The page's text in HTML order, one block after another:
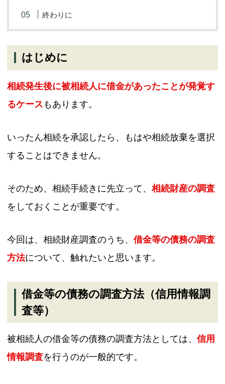
終わりに
はじめに
相続発生後に被相続人に借金があったことが発覚す
るケースもあります。
いったん相続を承認したら、もはや相続放棄を選択
することはできません。
そのため、相続手続きに先立って、 相続財産の調査
をしておくことが重要です。
今回は、相続財産調査のうち、 借金等の債務の調査
方法について、触れたいと思います。
借金等の債務の調査方法（信用情報調
査等）
被相続人の借金等の債務の調査方法としては、 信用
情報調査を行うのが一般的です。